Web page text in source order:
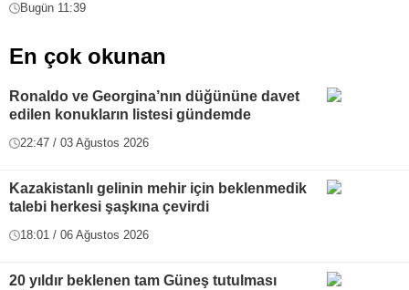
Bugün 11:39
En çok okunan
Ronaldo ve Georgina’nın düğününe davet
edilen konukların listesi gündemde
22:47 / 03 Ağustos 2026
Kazakistanlı gelinin mehir için beklenmedik
talebi herkesi şaşkına çevirdi
18:01 / 06 Ağustos 2026
20 yıldır beklenen tam Güneş tutulması